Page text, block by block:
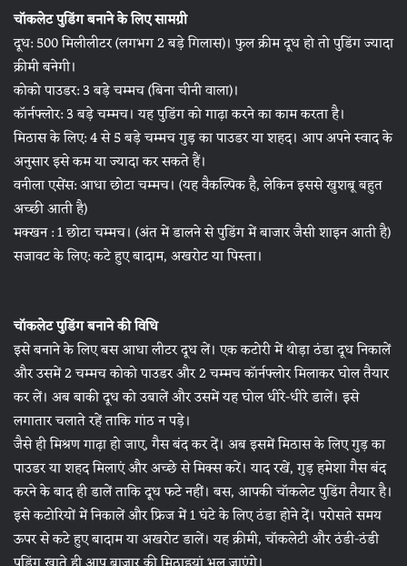
चॉकलेट पुडिंग बनाने के लिए सामग्री
दूध: 500 मिलीलीटर (लगभग 2 बड़े गिलास)। फुल क्रीम दूध हो तो पुडिंग ज्यादा
क्रीमी बनेगी।
कोको पाउडर: 3 बड़े चम्मच (बिना चीनी वाला)।
कॉर्नफ्लोर: 3 बड़े चम्मच। यह पुडिंग को गाढ़ा करने का काम करता है।
मिठास के लिए: 4 से 5 बड़े चम्मच गुड़ का पाउडर या शहद। आप अपने स्वाद के
अनुसार इसे कम या ज्यादा कर सकते हैं।
वनीला एसेंस: आधा छोटा चम्मच। (यह वैकल्पिक है, लेकिन इससे खुशबू बहुत
अच्छी आती है)
मक्खन : 1 छोटा चम्मच। (अंत में डालने से पुडिंग में बाजार जैसी शाइन आती है)
सजावट के लिए: कटे हुए बादाम, अखरोट या पिस्ता।
चॉकलेट पुडिंग बनाने की विधि
इसे बनाने के लिए बस आधा लीटर दूध लें। एक कटोरी में थोड़ा ठंडा दूध निकालें
और उसमें 2 चम्मच कोको पाउडर और 2 चम्मच कॉर्नफ्लोर मिलाकर घोल तैयार
कर लें। अब बाकी दूध को उबालें और उसमें यह घोल धीरे-धीरे डालें। इसे
लगातार चलाते रहें ताकि गांठ न पड़े।
जैसे ही मिश्रण गाढ़ा हो जाए, गैस बंद कर दें। अब इसमें मिठास के लिए गुड़ का
पाउडर या शहद मिलाएं और अच्छे से मिक्स करें। याद रखें, गुड़ हमेशा गैस बंद
करने के बाद ही डालें ताकि दूध फटे नहीं। बस, आपकी चॉकलेट पुडिंग तैयार है।
इसे कटोरियों में निकालें और फ्रिज में 1 घंटे के लिए ठंडा होने दें। परोसते समय
ऊपर से कटे हुए बादाम या अखरोट डालें। यह क्रीमी, चॉकलेटी और ठंडी-ठंडी